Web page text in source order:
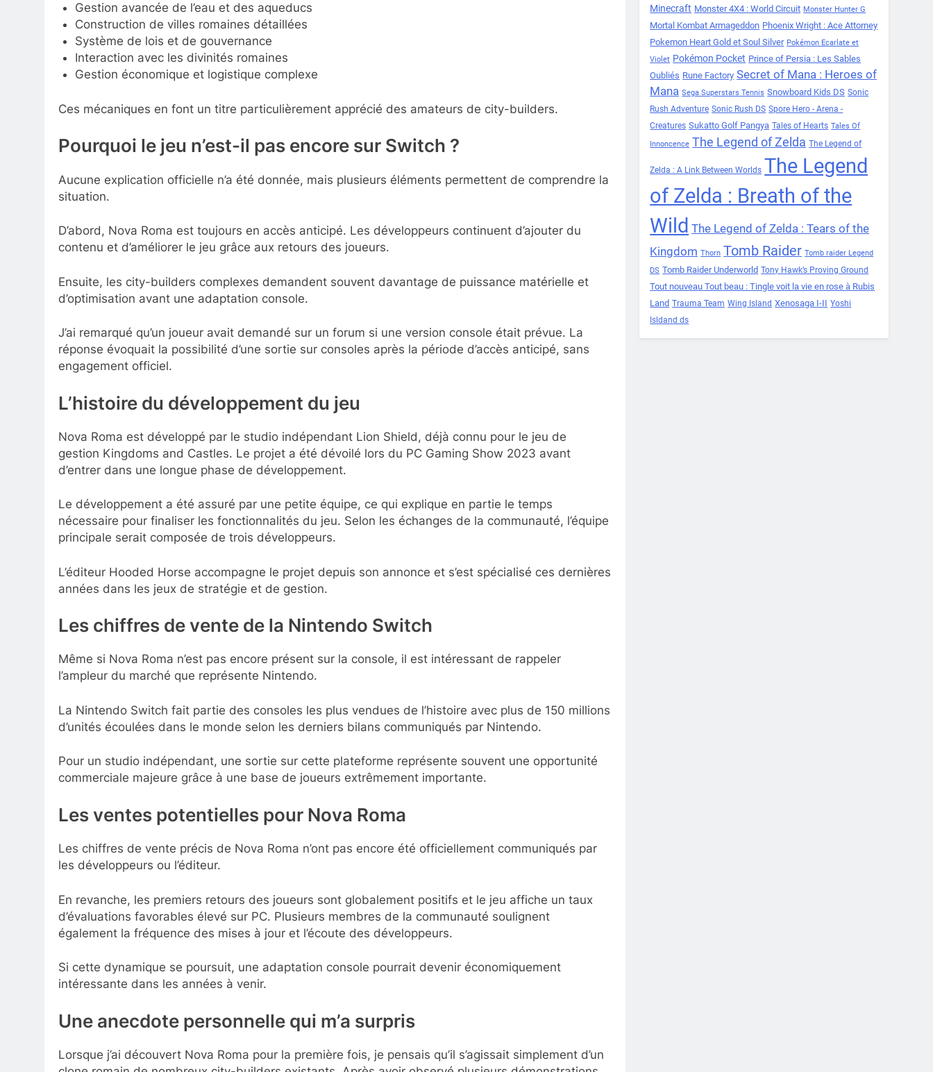
Gestion avancée de l’eau et des aqueducs
Construction de villes romaines détaillées
Système de lois et de gouvernance
Interaction avec les divinités romaines
Gestion économique et logistique complexe
Ces mécaniques en font un titre particulièrement apprécié des amateurs de city-builders.
Pourquoi le jeu n’est-il pas encore sur Switch ?
Aucune explication officielle n’a été donnée, mais plusieurs éléments permettent de comprendre la
situation.
D’abord, Nova Roma est toujours en accès anticipé. Les développeurs continuent d’ajouter du
contenu et d’améliorer le jeu grâce aux retours des joueurs.
Ensuite, les city-builders complexes demandent souvent davantage de puissance matérielle et
d’optimisation avant une adaptation console.
J’ai remarqué qu’un joueur avait demandé sur un forum si une version console était prévue. La
réponse évoquait la possibilité d’une sortie sur consoles après la période d’accès anticipé, sans
engagement officiel.
L’histoire du développement du jeu
Nova Roma est développé par le studio indépendant Lion Shield, déjà connu pour le jeu de
gestion Kingdoms and Castles. Le projet a été dévoilé lors du PC Gaming Show 2023 avant
d’entrer dans une longue phase de développement.
Le développement a été assuré par une petite équipe, ce qui explique en partie le temps
nécessaire pour finaliser les fonctionnalités du jeu. Selon les échanges de la communauté, l’équipe
principale serait composée de trois développeurs.
L’éditeur Hooded Horse accompagne le projet depuis son annonce et s’est spécialisé ces dernières
années dans les jeux de stratégie et de gestion.
Les chiffres de vente de la Nintendo Switch
Même si Nova Roma n’est pas encore présent sur la console, il est intéressant de rappeler
l’ampleur du marché que représente Nintendo.
La Nintendo Switch fait partie des consoles les plus vendues de l’histoire avec plus de 150 millions
d’unités écoulées dans le monde selon les derniers bilans communiqués par Nintendo.
Pour un studio indépendant, une sortie sur cette plateforme représente souvent une opportunité
commerciale majeure grâce à une base de joueurs extrêmement importante.
Les ventes potentielles pour Nova Roma
Les chiffres de vente précis de Nova Roma n’ont pas encore été officiellement communiqués par
les développeurs ou l’éditeur.
En revanche, les premiers retours des joueurs sont globalement positifs et le jeu affiche un taux
d’évaluations favorables élevé sur PC. Plusieurs membres de la communauté soulignent
également la fréquence des mises à jour et l’écoute des développeurs.
Si cette dynamique se poursuit, une adaptation console pourrait devenir économiquement
intéressante dans les années à venir.
Une anecdote personnelle qui m’a surpris
Lorsque j’ai découvert Nova Roma pour la première fois, je pensais qu’il s’agissait simplement d’un
Minecraft Monster 4X4 : World Circuit Monster Hunter G
Mortal Kombat Armageddon Phoenix Wright : Ace Attorney
Pokemon Heart Gold et Soul Silver Pokémon Ecarlate et
Violet Pokémon Pocket Prince of Persia : Les Sables
Oubliés Rune Factory Secret of Mana : Heroes of
Mana Sega Superstars Tennis Snowboard Kids DS Sonic
Rush Adventure Sonic Rush DS Spore Hero - Arena -
Creatures Sukatto Golf Pangya Tales of Hearts Tales Of
Innoncence The Legend of Zelda The Legend of
Zelda : A Link Between Worlds The Legend
of Zelda : Breath of the
Wild The Legend of Zelda : Tears of the
Kingdom Thorn Tomb Raider Tomb raider Legend
DS Tomb Raider Underworld Tony Hawk’s Proving Ground
Tout nouveau Tout beau : Tingle voit la vie en rose à Rubis
Land Trauma Team Wing Island Xenosaga I-II Yoshi
Isldand ds